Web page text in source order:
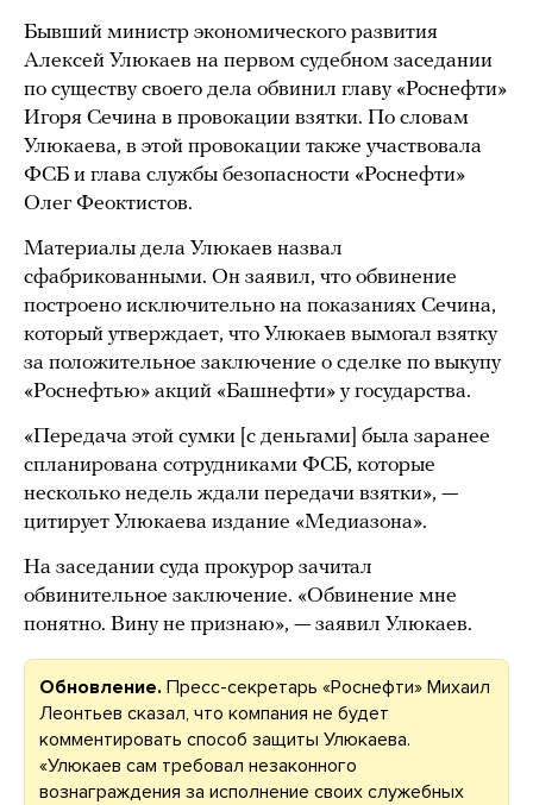
Бывший министр экономического развития
Алексей Улюкаев на первом судебном заседании
по существу своего дела обвинил главу «Роснефти»
Игоря Сечина в провокации взятки. По словам
Улюкаева, в этой провокации также участвовала
ФСБ и глава службы безопасности «Роснефти»
Олег Феоктистов.
Материалы дела Улюкаев назвал
сфабрикованными. Он заявил, что обвинение
построено исключительно на показаниях Сечина,
который утверждает, что Улюкаев вымогал взятку
за положительное заключение о сделке по выкупу
«Роснефтью» акций «Башнефти» у государства.
«Передача этой сумки [с деньгами] была заранее
спланирована сотрудниками ФСБ, которые
несколько недель ждали передачи взятки», —
цитирует Улюкаева издание «Медиазона».
На заседании суда прокурор зачитал
обвинительное заключение. «Обвинение мне
понятно. Вину не признаю», — заявил Улюкаев.
Обновление. Пресс-секретарь «Роснефти» Михаил
Леонтьев сказал, что компания не будет
комментировать способ защиты Улюкаева.
«Улюкаев сам требовал незаконного
вознаграждения за исполнение своих служебных